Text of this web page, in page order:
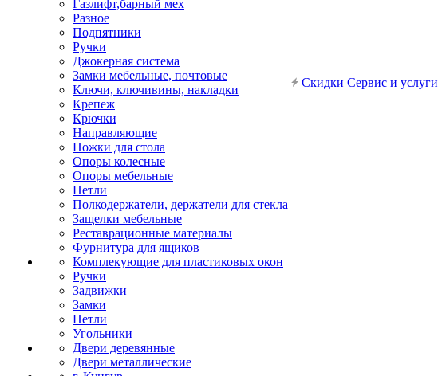
Газлифт,барный мех
Разное
Подпятники
Ручки
Джокерная система
Замки мебельные, почтовые
Ключи, ключивины, накладки
Крепеж
Крючки
Направляющие
Ножки для стола
Опоры колесные
Опоры мебельные
Петли
Полкодержатели, держатели для стекла
Защелки мебельные
Реставрационные материалы
Фурнитура для ящиков
Комплекующие для пластиковых окон
Ручки
Задвижки
Замки
Петли
Угольники
Двери деревянные
Двери металлические
Скидки Сервис и услуги